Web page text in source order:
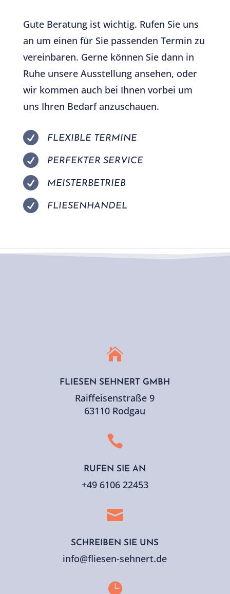
Gute Beratung ist wichtig. Rufen Sie uns
an um einen für Sie passenden Termin zu
vereinbaren. Gerne können Sie dann in
Ruhe unsere Ausstellung ansehen, oder
wir kommen auch bei Ihnen vorbei um
uns Ihren Bedarf anzuschauen.
 FLEXIBLE TERMINE
 PERFEKTER SERVICE
 MEISTERBETRIEB
 FLIESENHANDEL

FLIESEN SEHNERT GMBH
Raiffeisenstraße 9
63110 Rodgau

RUFEN SIE AN
+49 6106 22453

SCHREIBEN SIE UNS
info@fliesen-sehnert.de
